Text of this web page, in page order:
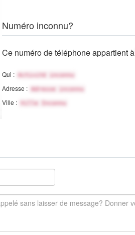
Numéro inconnu?
Ce numéro de téléphone appartient à
Qui : Activité inconnu
Adresse : Adresse inconnu
Ville : Ville Inconnu